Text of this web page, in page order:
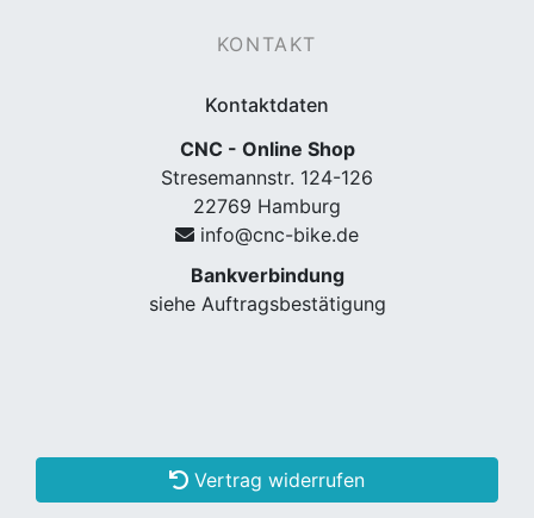
KONTAKT
Kontaktdaten
CNC - Online Shop
Stresemannstr. 124-126
22769 Hamburg
info@cnc-bike.de
Bankverbindung
siehe Auftragsbestätigung
Vertrag widerrufen